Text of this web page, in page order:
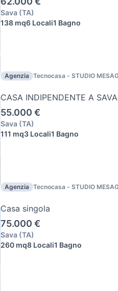
Sava (TA)
138 mq6 Locali1 Bagno
Agenzia Tecnocasa - STUDIO
CASA INDIPENDENTE A SAVA
55.000 €
Sava (TA)
111 mq3 Locali1 Bagno
Agenzia Tecnocasa - STUDIO
Casa singola
75.000 €
Sava (TA)
260 mq8 Locali1 Bagno